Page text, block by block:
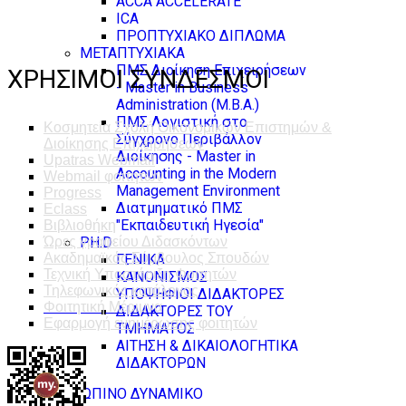
ICA
ΠΡΟΠΤΥΧΙΑΚΟ ΔΙΠΛΩΜΑ
ΜΕΤΑΠΤΥΧΙΑΚΑ
ΠΜΣ Διοίκηση Επιχειρήσεων
- Master in Business
Administration (M.B.A.)
ΠΜΣ Λογιστική στο
Σύγχρονο Περιβάλλον
Διοίκησης - Master in
Accounting in the Modern
Management Environment
Διατμηματικό ΠΜΣ
"Εκπαιδευτική Ηγεσία"
PH.D
ΓΕΝΙΚΑ
ΚΑΝΟΝΙΣΜΟΣ
ΥΠΟΨΗΦΙΟΙ ΔΙΔΑΚΤΟΡΕΣ
ΔΙΔΑΚΤΟΡΕΣ ΤΟΥ
ΤΜΗΜΑΤΟΣ
ΑΙΤΗΣΗ & ΔΙΚΑΙΟΛΟΓΗΤΙΚΑ
ΔΙΔΑΚΤΟΡΩΝ
ΑΝΘΡΩΠΙΝΟ ΔΥΝΑΜΙΚΟ
ΧΡΗΣΙΜΟΙ ΣΥΝΔΕΣΜΟΙ
Κοσμητεία Σχολή Οικονομικών Επιστημών &
Διοίκησης Επιχειρήσεων
Upatras Webmail
Webmail φοιτητών
Progress
Eclass
Βιβλιοθήκη
Ώρες γραφείου Διδασκόντων
Ακαδημαϊκός Σύμβουλος Σπουδών
Τεχνική Υποστήριξη Φοιτητών
Τηλεφωνικός κατάλογος
Φοιτητική Μέριμνα
Εφαρμογή ενημέρωσης φοιτητών